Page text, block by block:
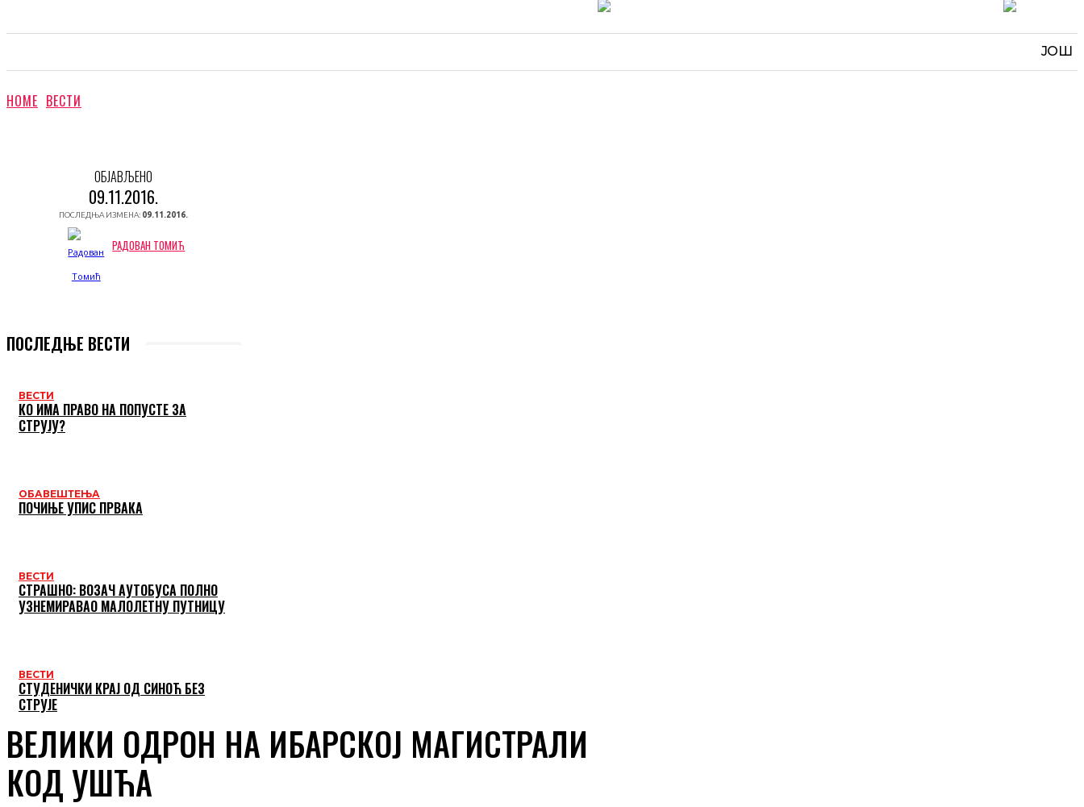
ЈОШ
HOME ВЕСТИ
ОБЈАВЉЕНО
09.11.2016.
ПОСЛЕДЊА ИЗМЕНА: 09.11.2016.
РАДОВАН ТОМИЋ
ПОСЛЕДЊЕ ВЕСТИ
ВЕСТИ
КО ИМА ПРАВО НА ПОПУСТЕ ЗА
СТРУЈУ?
ОБАВЕШТЕЊА
ПОЧИЊЕ УПИС ПРВАКА
ВЕСТИ
СТРАШНО: ВОЗАЧ АУТОБУСА ПОЛНО
УЗНЕМИРАВАО МАЛОЛЕТНУ ПУТНИЦУ
ВЕСТИ
СТУДЕНИЧКИ КРАЈ ОД СИНОЋ БЕЗ
СТРУЈЕ
ВЕЛИКИ ОДРОН НА ИБАРСКОЈ МАГИСТРАЛИ
КОД УШЋА